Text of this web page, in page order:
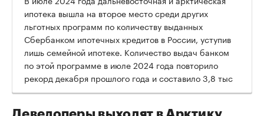
ипотека вышла на второе место среди других
льготных программ по количеству выданных
Сбербанком ипотечных кредитов в России, уступив
лишь семейной ипотеке. Количество выдач банком
по этой программе в июле 2024 года повторило
рекорд декабря прошлого года и составило 3,8 тыс